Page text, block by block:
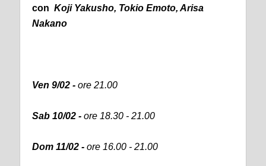
con Koji Yakusho, Tokio Emoto, Arisa
Nakano
Ven 9/02 - ore 21.00
Sab 10/02 - ore 18.30 - 21.00
Dom 11/02 - ore 16.00 - 21.00